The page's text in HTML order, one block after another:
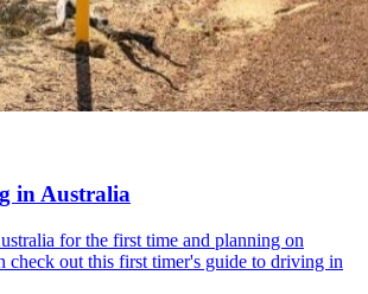
in Australia
for the first time and planning on
check out this first timer's guide to driving in